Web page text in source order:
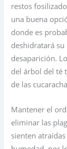
restos
una buena
donde es
deshidratará
desaparición.
del árbol del té
de las
Mantener el
eliminar las
sienten